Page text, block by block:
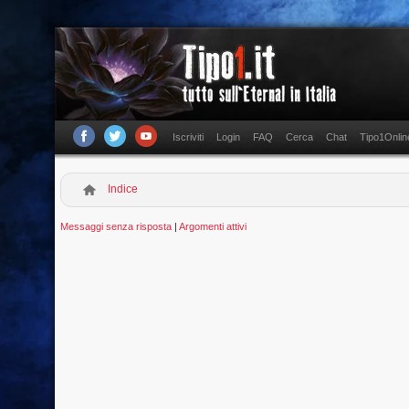
Iscriviti Login FAQ Cerca Chat
Indice
Messaggi senza risposta |Argomenti attivi